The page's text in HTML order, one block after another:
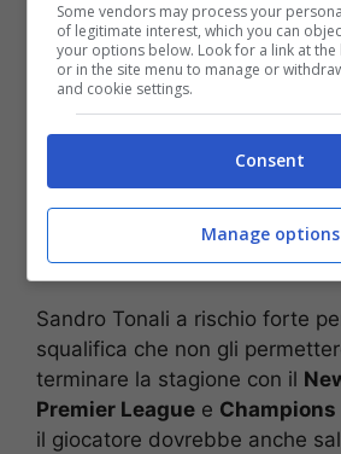
Sandro Tonali a rischio forte
squalifica che non gli
terminare la stagione con il
Premier League e Champions
il giocatore dovrebbe anche
Some vendors may process your
of legitimate interest, which you can
your options below. Look for a link at
or in the site menu to manage or
and cookie settings.
Consent
Manage options